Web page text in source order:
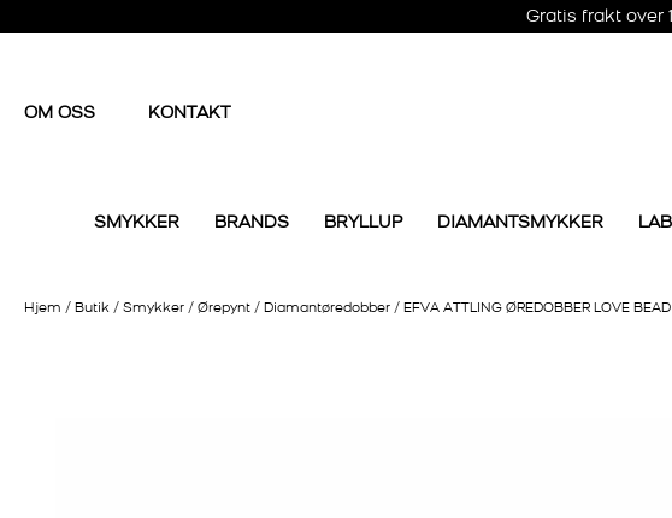
Gratis frakt over
OM OSS KONTAKT
SMYKKER BRANDS BRYLLUP DIAMANTSMYKKER
Hjem / Butik / Smykker / Ørepynt / Diamantøredobber / EFVA ATTLING ØREDOBBER LOVE